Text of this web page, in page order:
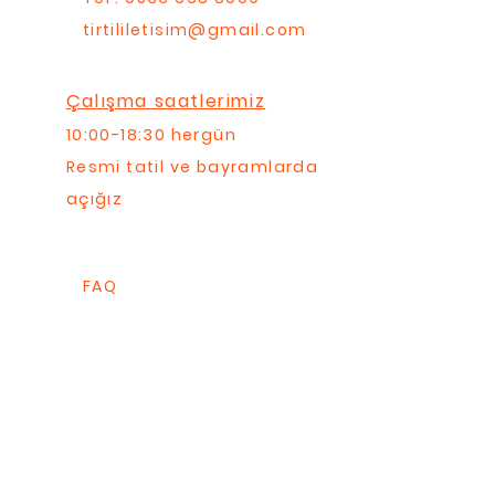
tirtililetisim@gmail.com
Çalışma saatlerimiz
10:00-18:30 hergün
Resmi tatil ve bayramlarda
açığız
FAQ